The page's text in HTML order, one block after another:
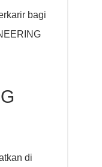
bagi
di